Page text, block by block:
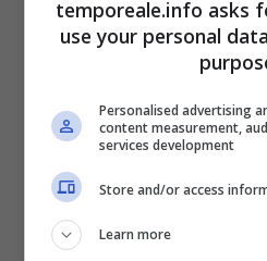
L’anticipazione, per chi
rivederla sul piccolo
pagina Instagram, dove
immagini del suo nuovo
non solo di quello.
temporeale.info asks
use your personal
Personalised advertising
content measurement,
services development
Store and/or access
Learn more